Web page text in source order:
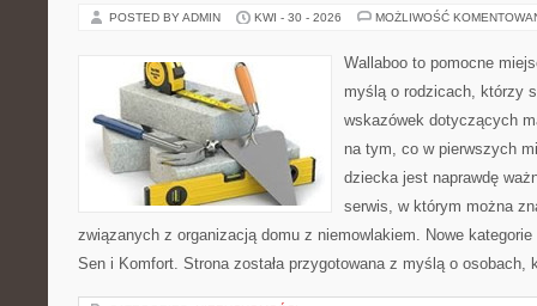
POSTED BY ADMIN KWI - 30 - 2026 MOŻLIWOŚĆ
Wallaboo to pomocne
myślą o rodzicach, którzy
wskazówek dotyczących
na tym, co w pierwszych
dziecka jest naprawdę
serwis, w którym można
związanych z organizacją domu z niemowlakiem. Nowe
Sen i Komfort. Strona została przygotowana z myślą o